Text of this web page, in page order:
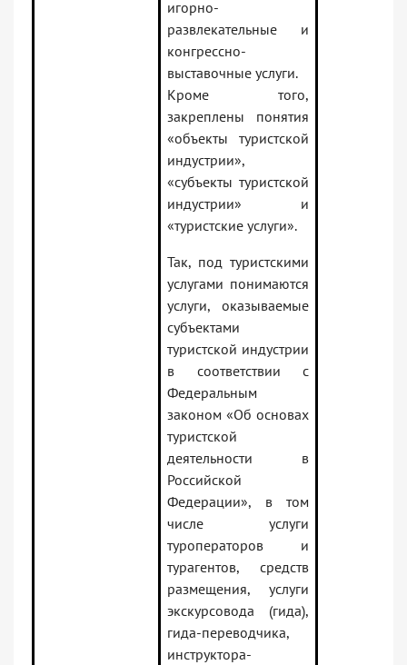
игорно-
развлекательные и
конгрессно-
выставочные услуги.
Кроме того,
закреплены понятия
«объекты туристской
индустрии»,
«субъекты туристской
индустрии» и
«туристские услуги».
Так, под туристскими
услугами понимаются
услуги, оказываемые
субъектами
туристской индустрии
в соответствии с
Федеральным
законом «Об основах
туристской
деятельности в
Российской
Федерации», в том
числе услуги
туроператоров и
турагентов, средств
размещения, услуги
экскурсовода (гида),
гида-переводчика,
инструктора-